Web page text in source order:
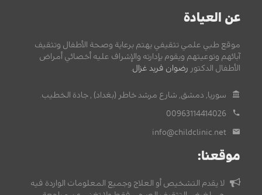
عن العيادة
موقع طبي علمي تثقيفي يهتم برعاية وصحة الأطفال وتثقيف
آبائهم وتوعيتهم ويقوم بإدارته والإشراف عليه أخصائي أمراض
الأطفال الدكتور رضوان فريد غزال.
سوريا, دمشق, شارع مرشد خاطر (بغداد) , جادة الخطيب.
00963114414026
info@childclinic.net
موقعنا:
لا يقدم التشخيص أو العلاج وجميع المعلومات الواردة فيه